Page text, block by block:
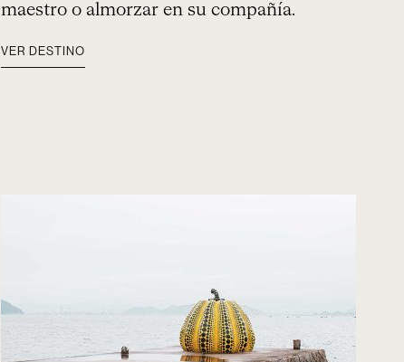
maestro o almorzar en su compañía.
VER DESTINO